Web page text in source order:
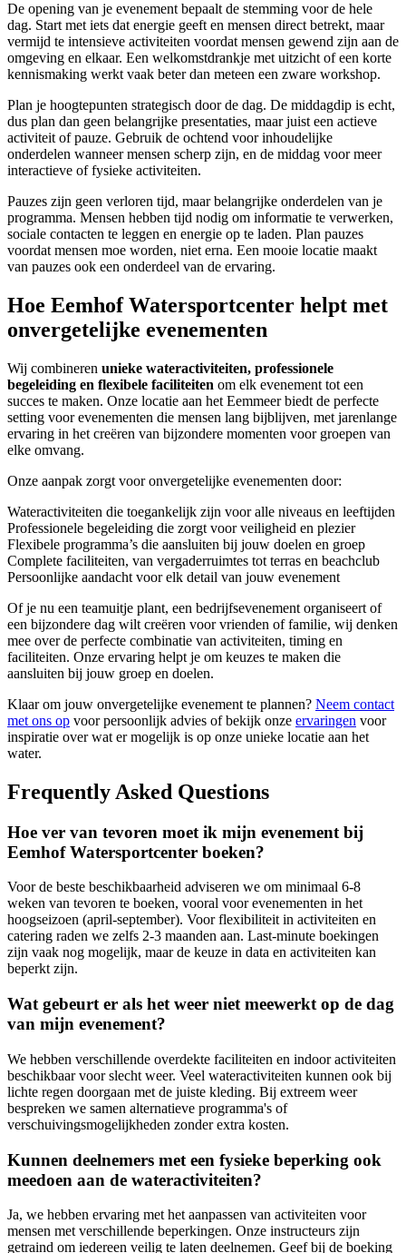
De opening van je evenement bepaalt de stemming voor de hele
dag. Start met iets dat energie geeft en mensen direct betrekt, maar
vermijd te intensieve activiteiten voordat mensen gewend zijn aan de
omgeving en elkaar. Een welkomstdrankje met uitzicht of een korte
kennismaking werkt vaak beter dan meteen een zware workshop.
Plan je hoogtepunten strategisch door de dag. De middagdip is echt,
dus plan dan geen belangrijke presentaties, maar juist een actieve
activiteit of pauze. Gebruik de ochtend voor inhoudelijke
onderdelen wanneer mensen scherp zijn, en de middag voor meer
interactieve of fysieke activiteiten.
Pauzes zijn geen verloren tijd, maar belangrijke onderdelen van je
programma. Mensen hebben tijd nodig om informatie te verwerken,
sociale contacten te leggen en energie op te laden. Plan pauzes
voordat mensen moe worden, niet erna. Een mooie locatie maakt
van pauzes ook een onderdeel van de ervaring.
Hoe Eemhof Watersportcenter helpt met
onvergetelijke evenementen
Wij combineren unieke wateractiviteiten, professionele
begeleiding en flexibele faciliteiten om elk evenement tot een
succes te maken. Onze locatie aan het Eemmeer biedt de perfecte
setting voor evenementen die mensen lang bijblijven, met jarenlange
ervaring in het creëren van bijzondere momenten voor groepen van
elke omvang.
Onze aanpak zorgt voor onvergetelijke evenementen door:
Wateractiviteiten die toegankelijk zijn voor alle niveaus en leeftijden
Professionele begeleiding die zorgt voor veiligheid en plezier
Flexibele programma’s die aansluiten bij jouw doelen en groep
Complete faciliteiten, van vergaderruimtes tot terras en beachclub
Persoonlijke aandacht voor elk detail van jouw evenement
Of je nu een teamuitje plant, een bedrijfsevenement organiseert of
een bijzondere dag wilt creëren voor vrienden of familie, wij denken
mee over de perfecte combinatie van activiteiten, timing en
faciliteiten. Onze ervaring helpt je om keuzes te maken die
aansluiten bij jouw groep en doelen.
Klaar om jouw onvergetelijke evenement te plannen? Neem contact
met ons op voor persoonlijk advies of bekijk onze ervaringen voor
inspiratie over wat er mogelijk is op onze unieke locatie aan het
water.
Frequently Asked Questions
Hoe ver van tevoren moet ik mijn evenement bij
Eemhof Watersportcenter boeken?
Voor de beste beschikbaarheid adviseren we om minimaal 6-8
weken van tevoren te boeken, vooral voor evenementen in het
hoogseizoen (april-september). Voor flexibiliteit in activiteiten en
catering raden we zelfs 2-3 maanden aan. Last-minute boekingen
zijn vaak nog mogelijk, maar de keuze in data en activiteiten kan
beperkt zijn.
Wat gebeurt er als het weer niet meewerkt op de dag
van mijn evenement?
We hebben verschillende overdekte faciliteiten en indoor activiteiten
beschikbaar voor slecht weer. Veel wateractiviteiten kunnen ook bij
lichte regen doorgaan met de juiste kleding. Bij extreem weer
bespreken we samen alternatieve programma's of
verschuivingsmogelijkheden zonder extra kosten.
Kunnen deelnemers met een fysieke beperking ook
meedoen aan de wateractiviteiten?
Ja, we hebben ervaring met het aanpassen van activiteiten voor
mensen met verschillende beperkingen. Onze instructeurs zijn
getraind om iedereen veilig te laten deelnemen. Geef bij de boeking